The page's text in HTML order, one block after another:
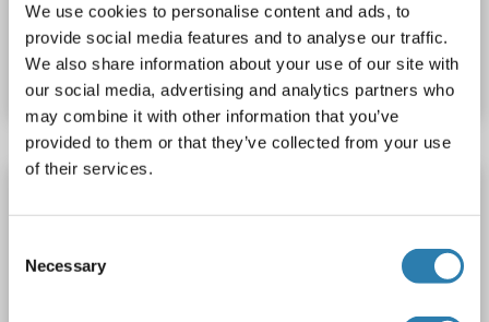
We use cookies to personalise content and ads, to
provide social media features and to analyse our traffic.
We also share information about your use of our site with
our social media, advertising and analytics partners who
may combine it with other information that you’ve
provided to them or that they’ve collected from your use
of their services.
Selection
Necessary
Produktnummer ABIN7142415
Datenblatt Details
Polyclonal